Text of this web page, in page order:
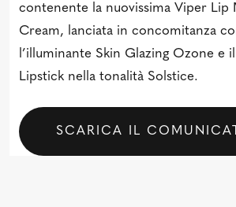
contenente la nuovissima Viper Lip
Cream, lanciata in concomitanza
l’illuminante Skin Glazing Ozone e
Lipstick nella tonalità Solstice.
SCARICA IL